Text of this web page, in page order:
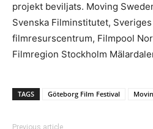
projekt beviljats. Moving
Svenska Filminstitutet,
filmresurscentrum, Filmpool
Filmregion Stockholm
TAGS Göteborg Film Festival
Previous article